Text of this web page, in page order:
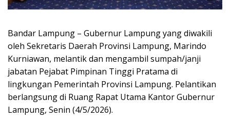
Bandar Lampung – Gubernur Lampung yang diwakili
oleh Sekretaris Daerah Provinsi Lampung, Marindo
Kurniawan, melantik dan mengambil sumpah/janji
jabatan Pejabat Pimpinan Tinggi Pratama di
lingkungan Pemerintah Provinsi Lampung. Pelantikan
berlangsung di Ruang Rapat Utama Kantor Gubernur
Lampung, Senin (4/5/2026).